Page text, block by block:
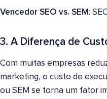
Vencedor SEO vs. SEM:
3. A Diferença de
Com muitas empresas
marketing, o custo de
ou SEM se torna um fator